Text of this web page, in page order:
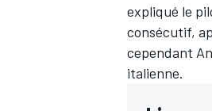
expliqué le
consécutif,
cependant
italienne.